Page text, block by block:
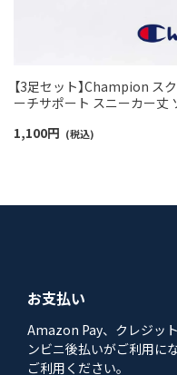
【3足セット】Champion ス
ーチサポート スニーカー丈
1,100円 (税込)
お支払い
Amazon Pay、クレジッ
ンビニ後払いがご利用に
ご利用ください。